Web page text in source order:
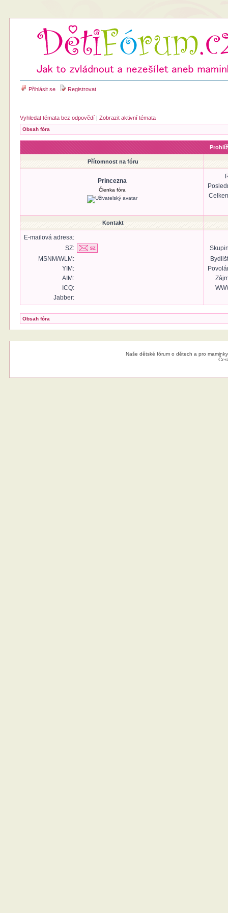
Přihlásit se Registrovat
Vyhledat témata bez odpovědí |Zobrazit aktivní témata
Obsah fóra
Přítomnost na fóru
Princezna
Členka fóra
Kontakt
E-mailová adresa:
SZ:
MSNM/WLM:
YIM:
AIM:
ICQ:
Jabber:
Obsah fóra
Naše dětské fórum o dětech a pro